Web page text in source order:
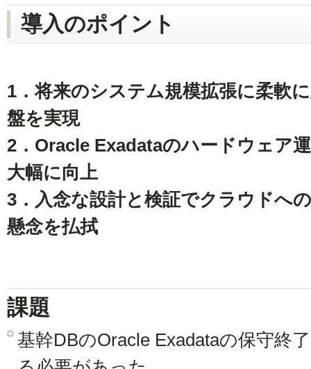
導入のポイント
1．将来のシステム規模拡張に柔軟
盤を実現
2．Oracle Exadataのハードウェア
大幅に向上
3．入念な設計と検証でクラウドへ
懸念を払拭
課題
基幹DBのOracle Exadataの保守終